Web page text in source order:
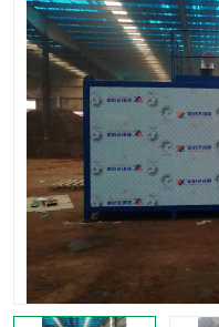
纳米膜好氧发酵堆肥机
膜式堆肥机
膜式发酵仓
分子膜发酵堆肥设备